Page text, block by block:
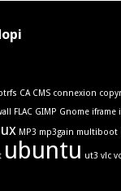
CA CMS connexion
FLAC GIMP Gnome iframe
MP3 mp3gain multiboot
ubuntu ut3 vlc